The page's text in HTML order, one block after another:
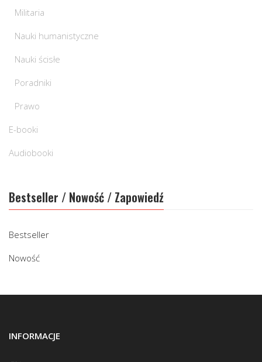
Militaria
Nauki humanistyczne
Nauki ścisłe
Poradniki
Prawo
E-booki
Audiobooki
Bestseller / Nowość / Zapowiedź
Bestseller
Nowość
INFORMACJE